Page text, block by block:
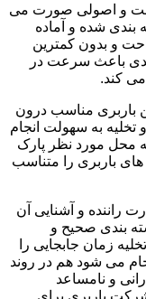
و اصولی صورت می
شده و آماده
و بدون کمترین
باعث سرعت در
کند.
باربری مناسب درون
تخلیه به سهولت انجام
محل مورد نظر پارک
باربری را متناسب
و آشنایی آن
بندی صحیح و
زمان جابجایی را
می شود هم در روند
و نامساعد
باربری برای